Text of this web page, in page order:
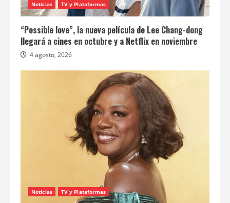
Noticias TV y Plataformas
“Possible love”, la nueva película de Lee Chang-dong
llegará a cines en octubre y a Netflix en noviembre
4 agosto, 2026
Noticias TV y Plataformas